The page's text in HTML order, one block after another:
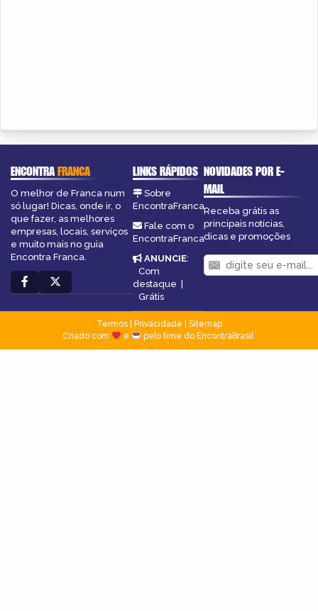
ENCONTRAFRANCA
O melhor de Franca num
só lugar! Dicas, onde ir, o
que fazer, as melhores
empresas, locais, serviços
e muito mais no guia
Encontra Franca.
LINKS RÁPIDOS
Sobre
EncontraFranca
Fale com o
EncontraFranca
ANUNCIE:
Com
destaque |
Grátis
NOVIDADES POR E-
MAIL
Receba grátis as
principais notícias,
dicas e promoções
Termos| Privacidade
Sitemap
Criado com
e pelo time do EncontraBrasil